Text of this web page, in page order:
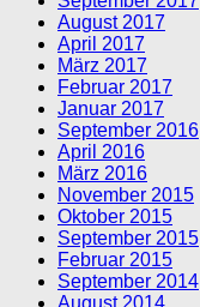
August 2017
April 2017
März 2017
Februar 2017
Januar 2017
September 2016
April 2016
März 2016
November 2015
Oktober 2015
September 2015
Februar 2015
September 2014